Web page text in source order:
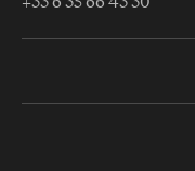
+33 6 35 66 43 30